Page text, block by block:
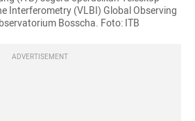
Interferometry (VLBI) Global Observing
Bosscha. Foto: ITB
ADVERTISEMENT